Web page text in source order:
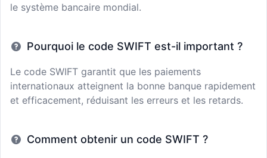
le système bancaire mondial.
Pourquoi le code SWIFT est-il important ?
Le code SWIFT garantit que les paiements
internationaux atteignent la bonne banque rapidement
et efficacement, réduisant les erreurs et les retards.
Comment obtenir un code SWIFT ?